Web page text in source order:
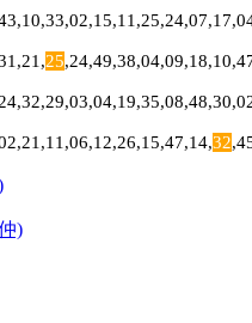
25
32
)